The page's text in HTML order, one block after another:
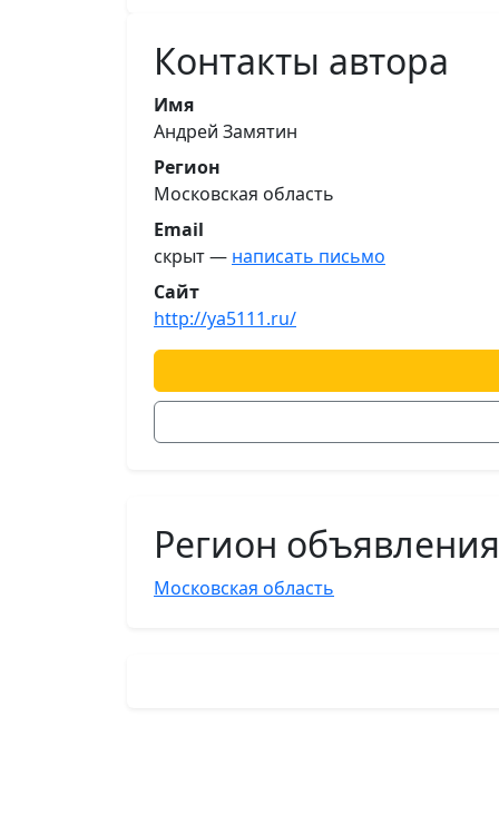
Контакты автора
Имя
Андрей Замятин
Регион
Московская область
Email
скрыт — написать письмо
Сайт
http://ya5111.ru/
Регион объявления
Московская область